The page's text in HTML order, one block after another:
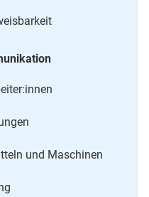
und Maschinen